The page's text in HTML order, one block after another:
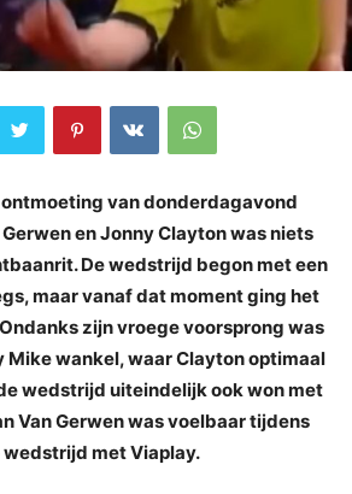
ontmoeting van donderdagavond
en Jonny Clayton was niets
De wedstrijd begon met een
maar vanaf dat moment ging het
zijn vroege voorsprong was
Mike wankel, waar Clayton optimaal
wedstrijd uiteindelijk ook won met
Van Gerwen was voelbaar tijdens
met Viaplay.